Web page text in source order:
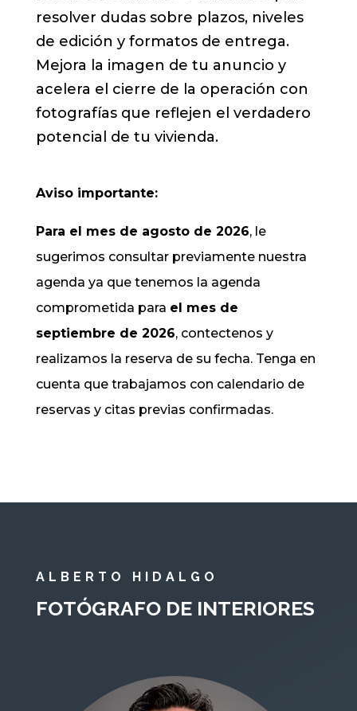
resolver dudas sobre plazos, niveles
de edición y formatos de entrega.
Mejora la imagen de tu anuncio y
acelera el cierre de la operación con
fotografías que reflejen el verdadero
potencial de tu vivienda.
Aviso importante:
Para el mes de agosto de 2026, le
sugerimos consultar previamente nuestra
agenda ya que tenemos la agenda
comprometida para el mes de
septiembre de 2026, contectenos y
realizamos la reserva de su fecha. Tenga en
cuenta que trabajamos con calendario de
reservas y citas previas confirmadas.
ALBERTO HIDALGO
FOTÓGRAFO DE INTERIORES